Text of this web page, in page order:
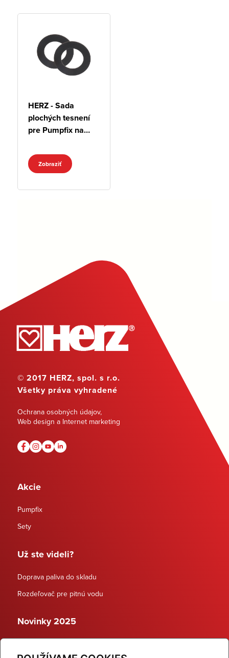
HERZ - Sada
plochých tesnení
pre Pumpfix na
Zobraziť
© 2017 HERZ, spol. s r.o.
Všetky práva vyhradené
Ochrana osobných údajov,
Web design a Internet marketing
Akcie
Pumpfix
Sety
Už ste videli?
Doprava paliva do skladu
Rozdeľovač pre pitnú vodu
Novinky 2025